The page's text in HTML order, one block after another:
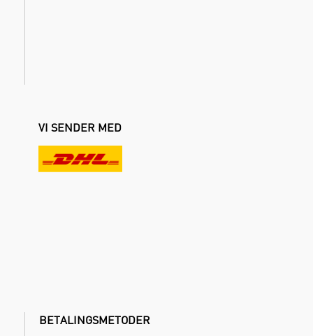
VI SENDER MED
BETALINGSMETODER